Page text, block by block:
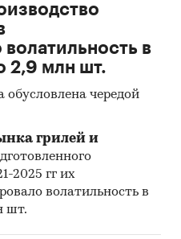
в
2,9 млн шт.
чередой
грилей и
2025 гг их
волатильность в
шт.